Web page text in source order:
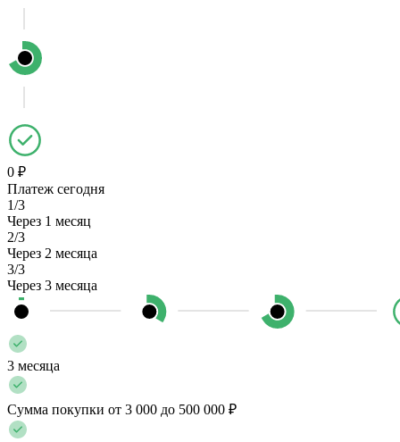
0 ₽
Платеж сегодня
1/3
Через 1 месяц
2/3
Через 2 месяца
3/3
Через 3 месяца
3 месяца
Сумма покупки от 3 000 до 500 000 ₽